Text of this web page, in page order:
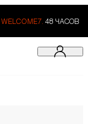
WELCOME7. 48 ЧАСОВ